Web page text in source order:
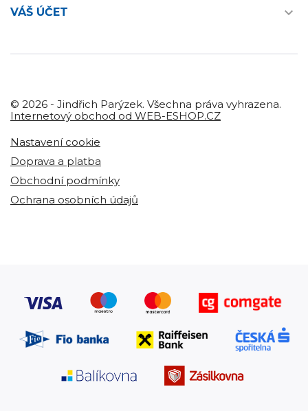
VÁŠ ÚČET 
© 2026 - Jindřich Parýzek. Všechna práva vyhrazena.
Internetový obchod od WEB-ESHOP.CZ
Nastavení cookie
Doprava a platba
Obchodní podmínky
Ochrana osobních údajů